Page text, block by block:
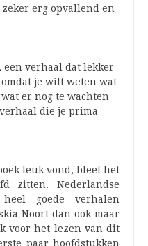
erg opvallend en
een verhaal dat lekker
je wilt weten wat
er nog te wachten
die je prima
leuk vond, bleef het
zitten. Nederlandse
goede verhalen
Noort dan ook maar
voor het lezen van dit
paar hoofdstukken